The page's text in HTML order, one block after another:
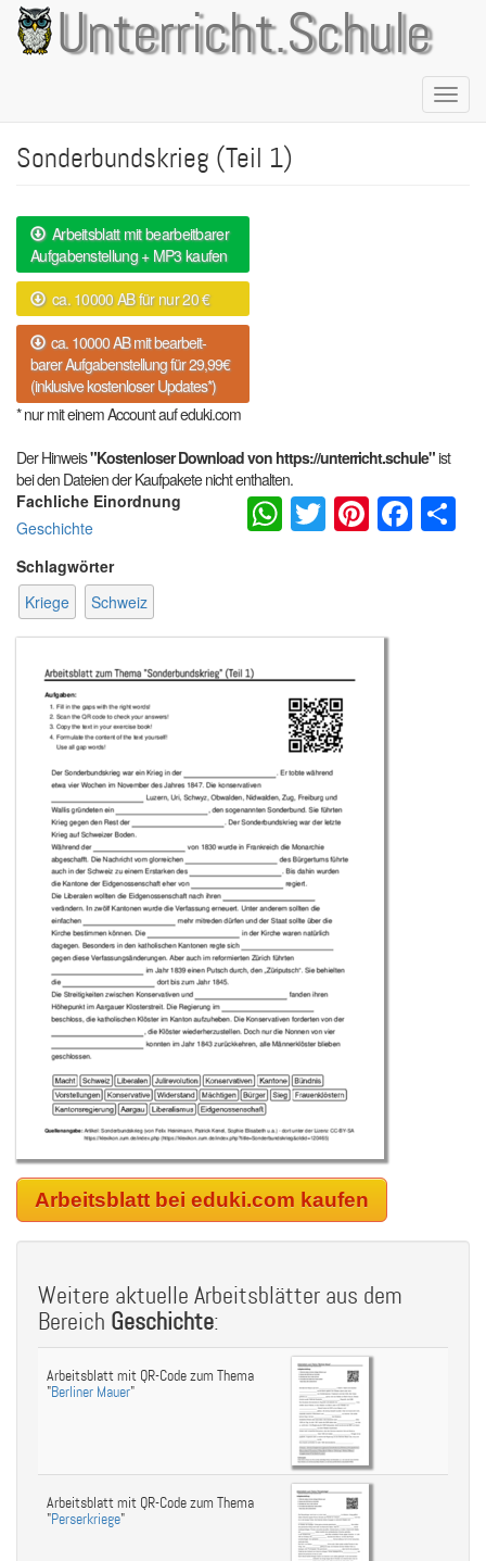
Direkt
zum
Inhalt
Unterricht.Schule
Sonderbundskrieg (Teil 1)
Arbeitsblatt mit bearbeitbarer
Aufgabenstellung + MP3 kaufen
ca. 10000 AB für nur 20 €
ca. 10000 AB mit bearbeit-
barer Aufgabenstellung für 29,99€
(inklusive kostenloser Updates*)
* nur mit einem Account auf eduki.com
Der Hinweis"Kostenloser Download von https://unterricht.schule"ist
bei den Dateien der Kaufpakete nicht enthalten.
Fachliche Einordnung
Geschichte
Schlagwörter
Kriege
Schweiz
WhatsApp
Twitter
Arbeitsblatt bei eduki.com kaufen
Weitere aktuelle Arbeitsblätter aus dem
Bereich Geschichte:
Arbeitsblatt mit QR-Code zum Thema
"Berliner Mauer"
Arbeitsblatt mit QR-Code zum Thema
"Perserkriege"